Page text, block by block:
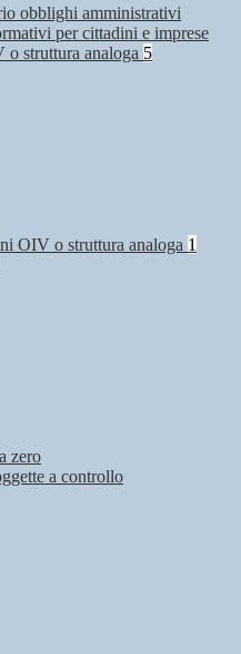
obblighi amministrativi
per cittadini e imprese
struttura analoga 5
OIV o struttura analoga 1
zero
a controllo